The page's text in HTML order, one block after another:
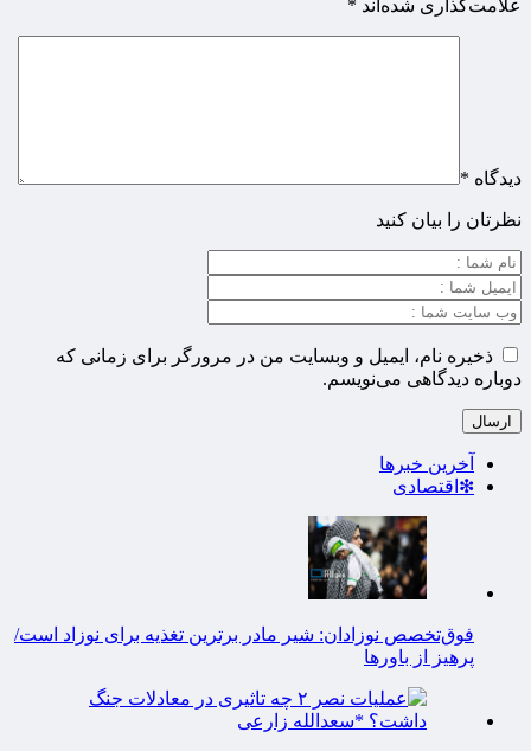
علامت‌گذاری شده‌اند *
دیدگاه *
نظرتان را بیان کنید
ذخیره نام، ایمیل و وبسایت من در مرورگر برای زمانی که
دوباره دیدگاهی می‌نویسم.
آخرین خبرها
❇اقتصادی
فوق‌تخصص نوزادان: شیر مادر برترین تغذیه برای نوزاد است/
پرهیز از باورها